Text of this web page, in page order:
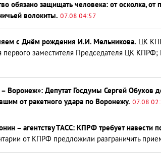
обязано защищать человека: от осколка, от
волокиты. 07.08 04:57
с Днём рождения И.И. Мельникова. ЦК
первого заместителя Председателя ЦК КПРФ;
– Воронеж»: Депутат Госдумы Сергей Обухов
от ракетного удара по Воронежу. 07.08
– агентству ТАСС: КПРФ требует навести
от КПРФ предложили разграничить